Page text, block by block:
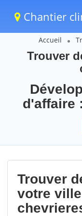
Chantier
Accueil
Trouver
d'affaire
Trouver
votre